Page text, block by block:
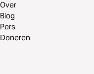
Over
Blog
Pers
Doneren